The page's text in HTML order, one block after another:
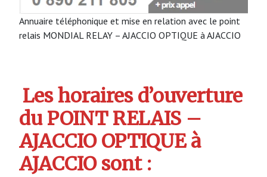
Annuaire téléphonique et mise en relation avec le point
relais MONDIAL RELAY – AJACCIO OPTIQUE à AJACCIO
Les horaires d’ouverture
du POINT RELAIS –
AJACCIO OPTIQUE à
AJACCIO sont :